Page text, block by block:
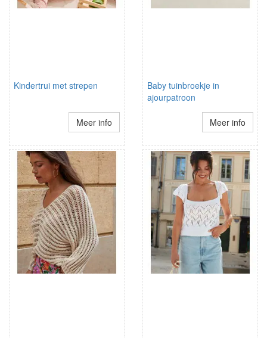
Kindertrui met strepen
Meer info
Baby tuinbroekje in
ajourpatroon
Meer info